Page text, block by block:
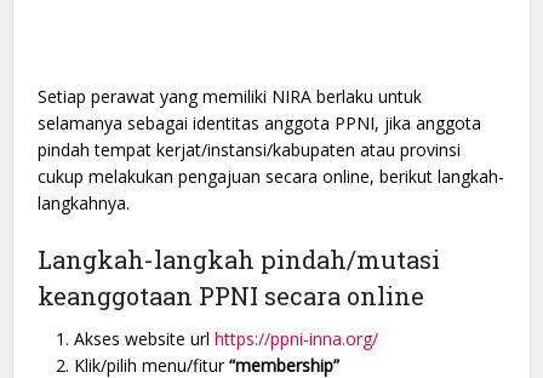
Setiap perawat yang memiliki NIRA berlaku untuk
selamanya sebagai identitas anggota PPNI, jika anggota
pindah tempat kerjat/instansi/kabupaten atau provinsi
cukup melakukan pengajuan secara online, berikut langkah-
langkahnya.
Langkah-langkah pindah/mutasi
keanggotaan PPNI secara online
Akses website urlhttps://ppni-inna.org/
Klik/pilih menu/fitur“membership”